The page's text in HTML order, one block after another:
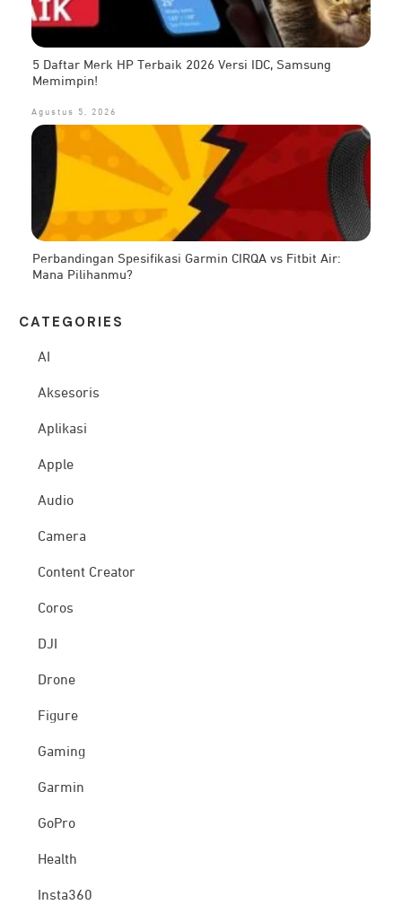
5 Daftar Merk HP Terbaik 2026 Versi IDC, Samsung
Memimpin!
Agustus 5, 2026
Perbandingan Spesifikasi Garmin CIRQA vs Fitbit Air:
Mana Pilihanmu?
CATEG ORIES
AI
Aksesoris
Aplikasi
Apple
Audio
Camera
Content Creator
Coros
DJI
Drone
Figure
Gaming
Garmin
GoPro
Health
Insta360